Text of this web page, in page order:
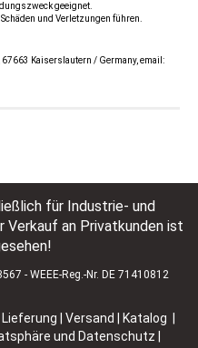
geeignet.
und Verletzungen führen.
Kaiserslautern / Germany, email:
für Industrie- und
Verkauf an Privatkunden ist
- WEEE-Reg.-Nr. DE 71410812
Lieferung | Versand
Katalog |
und Datenschutz